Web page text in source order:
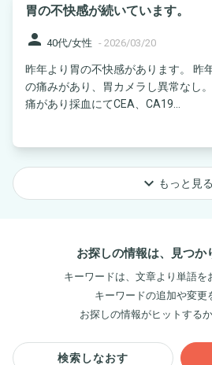
胃の不快感が続いています。
person 40代/女性 - 2026/03/20
昨年より胃の不快感があります。 昨
の痛みがあり、胃カメラし異常なし
痛があり採血にてCEA、CA19...
keyboard_arrow_down もっと見る
お探しの情報は、見つか
キーワードは、文章より単語を
キーワードの追加や変更
お探しの情報がヒットする
検索しなおす